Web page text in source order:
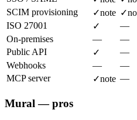
SCIM provisioning
✓note ✓
ISO 27001
✓
—
On-premises
—
—
Public API
✓
—
Webhooks
—
—
MCP server
✓note —
Mural — pros